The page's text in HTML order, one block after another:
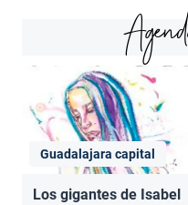
Guadalajara capital
Los gigantes de Isabel